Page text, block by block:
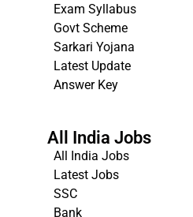
Exam Syllabus
Govt Scheme
Sarkari Yojana
Latest Update
Answer Key
All India Jobs
All India Jobs
Latest Jobs
SSC
Bank